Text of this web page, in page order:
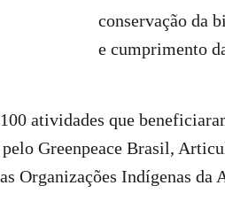
conservação da
e cumprimento
atividades que
Greenpeace Brasil,
Indígenas da